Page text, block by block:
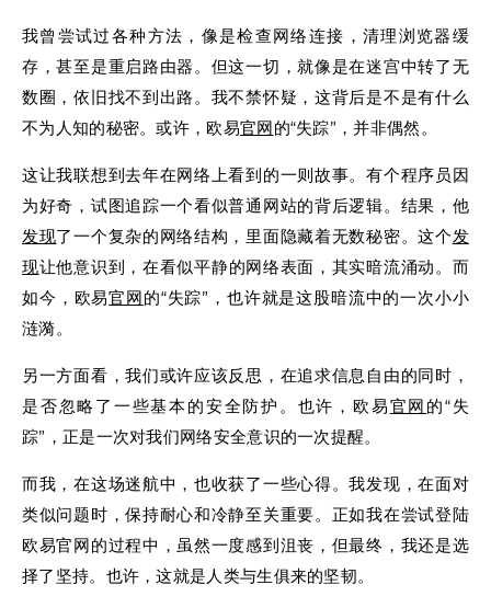
我曾尝试过各种方法，像是检查网络连接，清理浏览器缓
存，甚至是重启路由器。但这一切，就像是在迷宫中转了无
数圈，依旧找不到出路。我不禁怀疑，这背后是不是有什么
不为人知的秘密。或许，欧易官网的“失踪”，并非偶然。
这让我联想到去年在网络上看到的一则故事。有个程序员因
为好奇，试图追踪一个看似普通网站的背后逻辑。结果，他
发现了一个复杂的网络结构，里面隐藏着无数秘密。这个发
现让他意识到，在看似平静的网络表面，其实暗流涌动。而
如今，欧易官网的“失踪”，也许就是这股暗流中的一次小小
涟漪。
另一方面看，我们或许应该反思，在追求信息自由的同时，
是否忽略了一些基本的安全防护。也许，欧易官网 的“失
踪”，正是一次对我们网络安全意识的一次提醒。
而我，在这场迷航中，也收获了一些心得。我发现，在面对
类似问题时，保持耐心和冷静至关重要。正如我在尝试登陆
欧易官网的过程中，虽然一度感到沮丧，但最终，我还是选
择了坚持。也许，这就是人类与生俱来的坚韧。